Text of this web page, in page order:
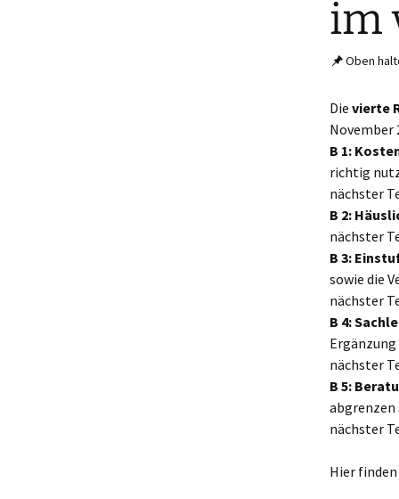
im
Oben
Die vierte
November
B 1:
richtig
nächster
B 2:
nächster
B 3:
sowie die
nächster
B 4:
nächster
B 5:
abgrenzen
nächster
Hier